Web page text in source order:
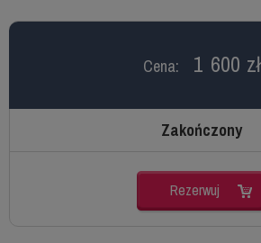
Cena: 1 600 zł
Zakończony
Rezerwuj